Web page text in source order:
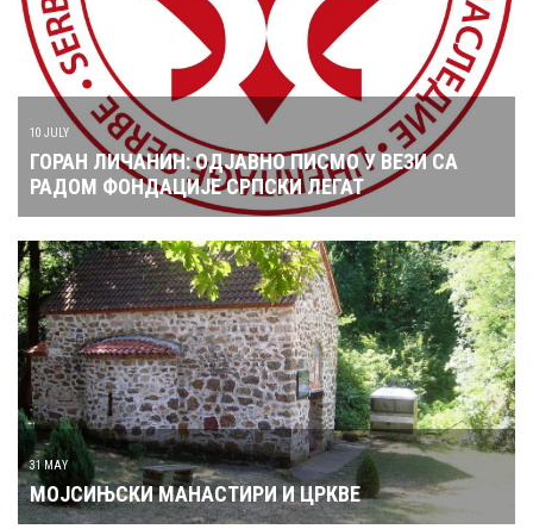
10 JULY
ГОРАН ЛИЧАНИН: ОДЈАВНО ПИСМО У ВЕЗИ СА
РАДОМ ФОНДАЦИЈЕ СРПСКИ ЛЕГАТ
31 MAY
МОЈСИЊСКИ МАНАСТИРИ И ЦРКВЕ